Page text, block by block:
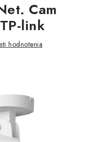
Cam
link
hodnotenia